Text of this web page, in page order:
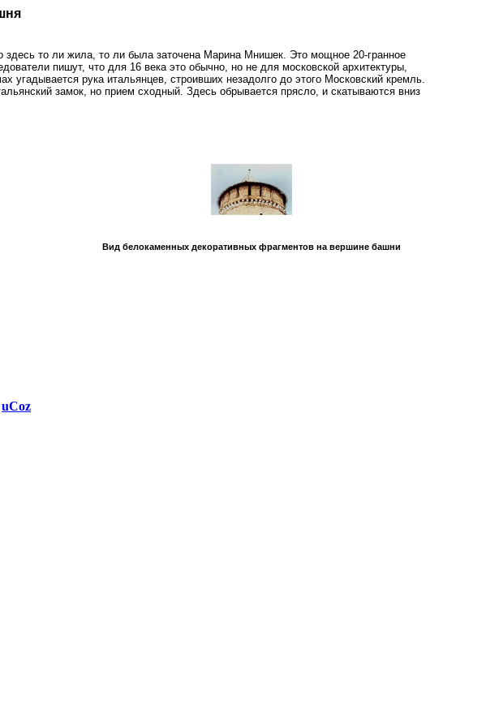
то ли жила, то ли была заточена Марина Мнишек. Это мощное 20-гранное
пишут, что для 16 века это обычно, но не для московской архитектуры,
угадывается рука итальянцев, строивших незадолго до этого Московский кремль.
замок, но прием сходный. Здесь обрывается прясло, и скатываются вниз
Вид белокаменных декоративных фрагментов на вершине башни
uCoz